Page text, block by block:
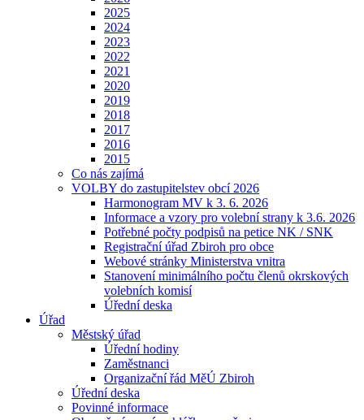
2025
2024
2023
2022
2021
2020
2019
2018
2017
2016
2015
Co nás zajímá
VOLBY do zastupitelstev obcí 2026
Harmonogram MV k 3. 6. 2026
Informace a vzory pro volební strany k 3.6. 2026
Potřebné počty podpisů na petice NK / SNK
Registrační úřad Zbiroh pro obce
Webové stránky Ministerstva vnitra
Stanovení minimálního počtu členů okrskových
volebních komisí
Úřední deska
Úřad
Městský úřad
Úřední hodiny
Zaměstnanci
Organizační řád MěÚ Zbiroh
Úřední deska
Povinné informace